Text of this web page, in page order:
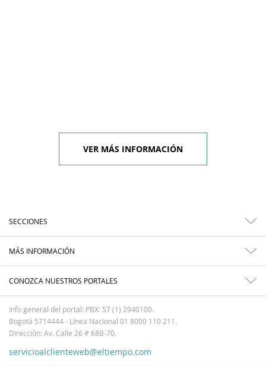
VER MÁS INFORMACIÓN
SECCIONES
MÁS INFORMACIÓN
CONOZCA NUESTROS PORTALES
Info general del portal: PBX: 57 (1) 2940100.
Bogotá 5714444 - Línea Nacional 01 8000 110 211.
Dirección: Av. Calle 26 # 68B-70.
servicioalclienteweb@eltiempo.com